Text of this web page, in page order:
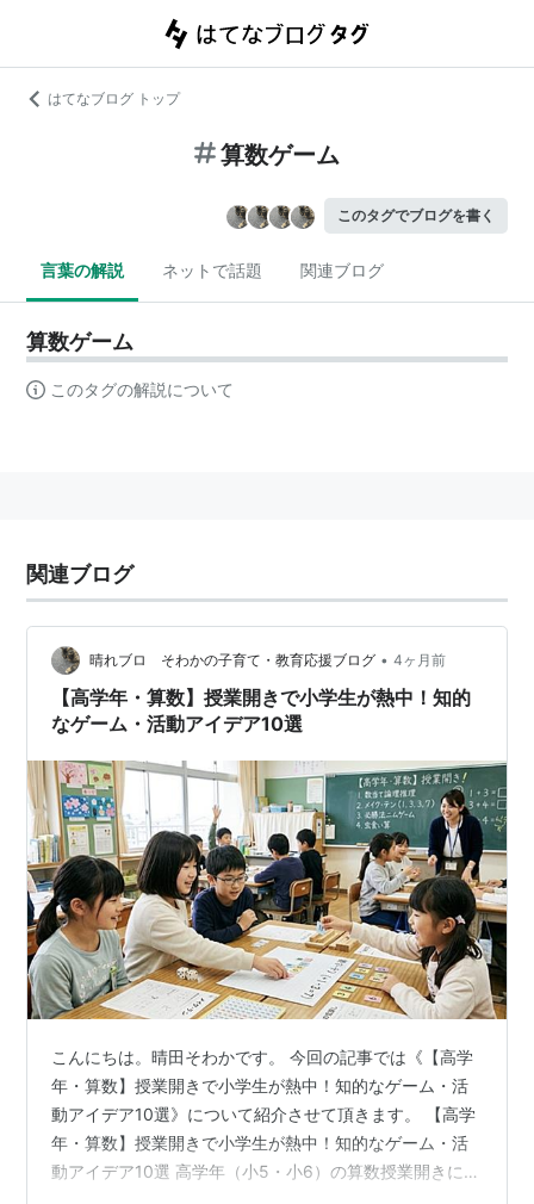
はてなブログ トップ
算数ゲーム
このタグでブログを書く
言葉の解説 ネットで話題 関連ブログ
算数ゲーム
このタグの解説について
関連ブログ
晴れブロ そわかの子育て・教育応援ブログ • 4ヶ月前
【高学年・算数】授業開きで小学生が熱中！知的
なゲーム・活動アイデア10選
こんにちは。晴田そわかです。 今回の記事では《【高学
年・算数】授業開きで小学生が熱中！知的なゲーム・活
動アイデア10選》について紹介させて頂きます。 【高学
年・算数】授業開きで小学生が熱中！知的なゲーム・活
動アイデア10選 高学年（小5・小6）の算数授業開きにゲ